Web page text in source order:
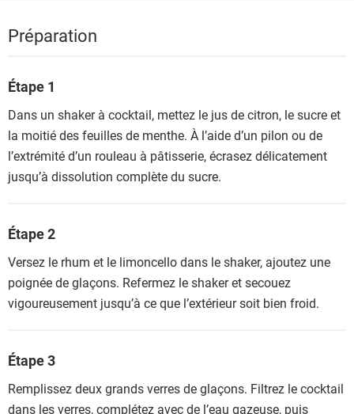
Préparation
Étape 1
Dans un shaker à cocktail, mettez le jus de citron, le sucre et
la moitié des feuilles de menthe. À l’aide d’un pilon ou de
l’extrémité d’un rouleau à pâtisserie, écrasez délicatement
jusqu’à dissolution complète du sucre.
Étape 2
Versez le rhum et le limoncello dans le shaker, ajoutez une
poignée de glaçons. Refermez le shaker et secouez
vigoureusement jusqu’à ce que l’extérieur soit bien froid.
Étape 3
Remplissez deux grands verres de glaçons. Filtrez le cocktail
dans les verres, complétez avec de l’eau gazeuse, puis